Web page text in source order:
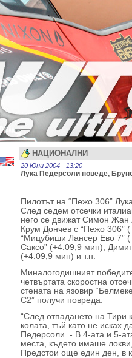
НАЦИОНАЛНИ
20 Юни 2004 - 13:20
Лука Педерсоли поведе,
Пилотът на “Пежо 306”
След седем отсечки
него се движат Симон
Крум Дончев с “Пежо 306”
“Мицубиши Лансер Ево 7”
Саксо” (+4:09,9 мин),
(+4:09,9 мин) и т.н.
Миналогодишният
четвъртата скоростна
стената на язовир
С2” получи повреда.
“След отпадането на Тири
колата, тъй като не исках
Педерсоли. - В 4-ата и 5-
места, където имаше
Предстои още един ден, в